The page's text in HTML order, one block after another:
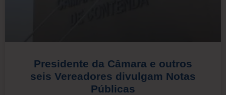
Presidente da Câmara e outros
seis Vereadores divulgam Notas
Públicas